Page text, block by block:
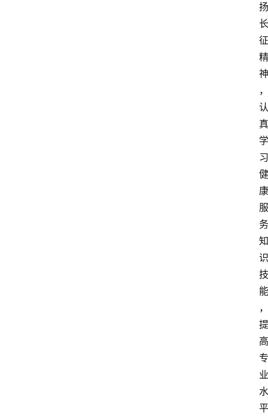
扬
长
征
精
神
，
认
真
学
习
健
康
服
务
知
识
技
能
，
提
高
专
业
水
平